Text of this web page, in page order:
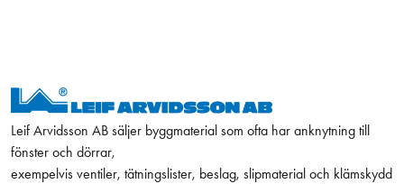
Leif Arvidsson AB säljer byggmaterial som ofta har anknytning till
fönster och dörrar,
exempelvis ventiler, tätningslister, beslag, slipmaterial och klämskydd